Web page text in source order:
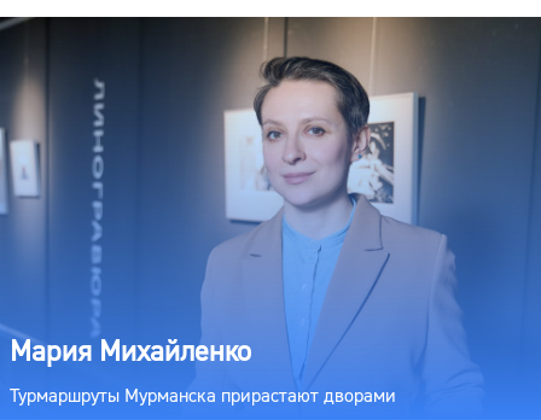
Мария Михайленко
Турмаршруты Мурманска прирастают дворами